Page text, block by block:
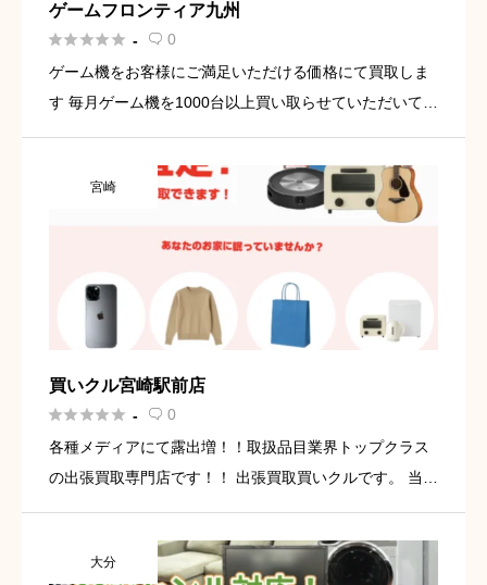
ゲームフロンティア九州
 -  0
ゲーム機をお客様にご満足いただける価格にて買取しま
す 毎月ゲーム機を1000台以上買い取らせていただいてお
ただくと2～10倍のお値段で買取させていただく事例が
多々ありま […]
宮崎
買いクル宮崎駅前店
 -  0
各種メディアにて露出増！！取扱品目業界トップクラス
の出張買取専門店です！！ 出張買取買いクルです。 当店
呼びたい ・フリマサイトで売れなかった商品がある ・不
用品が多い […]
大分